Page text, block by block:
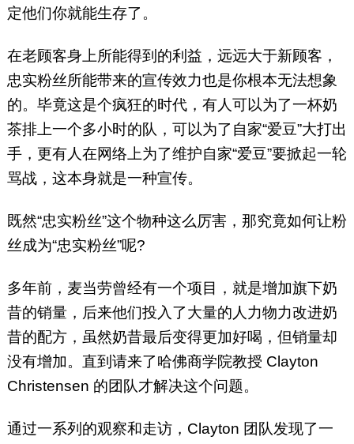
定他们你就能生存了。
在老顾客身上所能得到的利益，远远大于新顾客，
忠实粉丝所能带来的宣传效力也是你根本无法想象
的。毕竟这是个疯狂的时代，有人可以为了一杯奶
茶排上一个多小时的队，可以为了自家“爱豆”大打出
手，更有人在网络上为了维护自家“爱豆”要掀起一轮
骂战，这本身就是一种宣传。
既然“忠实粉丝”这个物种这么厉害，那究竟如何让粉
丝成为“忠实粉丝”呢?
多年前，麦当劳曾经有一个项目，就是增加旗下奶
昔的销量，后来他们投入了大量的人力物力改进奶
昔的配方，虽然奶昔最后变得更加好喝，但销量却
没有增加。直到请来了哈佛商学院教授 Clayton
Christensen 的团队才解决这个问题。
通过一系列的观察和走访，Clayton 团队发现了一